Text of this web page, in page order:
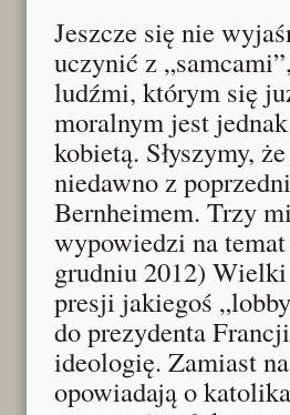
Jeszcze się nie
uczynić z
ludźmi, którym się
moralnym jest
kobietą. Słyszymy,
niedawno z
Bernheimem. Trzy
wypowiedzi na
grudniu 2012)
presji jakiegoś
do prezydenta
ideologię. Zamiast
opowiadają o